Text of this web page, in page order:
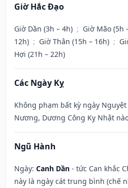
Giờ Hắc Đạo
Giờ Dần (3h – 4h) ; Giờ Mão (5h
12h) ; Giờ Thân (15h – 16h) ;
Hợi (21h – 22h)
Các Ngày Kỵ
Không phạm bất kỳ ngày
Nương, Dương Công Kỵ Nhật
Ngũ Hành
Ngày: Canh Dần - tức Can khắc
này là ngày cát trung bình (chế